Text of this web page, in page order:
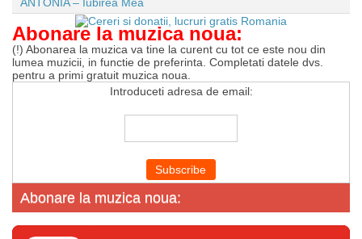
Abonare la muzica noua:
(!) Abonarea la muzica va tine la curent cu tot ce este nou din
lumea muzicii, in functie de preferinta. Completati datele dvs.
pentru a primi gratuit muzica noua.
Introduceti adresa de email:
Abonare la muzica noua: